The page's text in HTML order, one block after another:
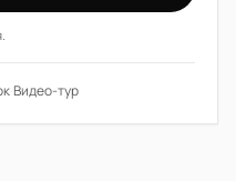
·Видео-тур